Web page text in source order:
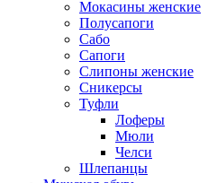
Мокасины женские
Полусапоги
Сабо
Сапоги
Слипоны женские
Сникерсы
Туфли
Лоферы
Мюли
Челси
Шлепанцы